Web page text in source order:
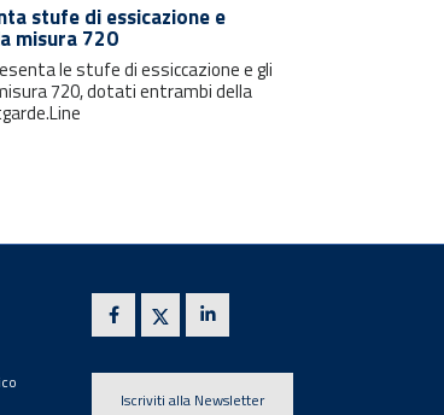
stufe di essicazione e
misura 720
le stufe di essiccazione e gli
720, dotati entrambi della
Iscriviti alla Newsletter